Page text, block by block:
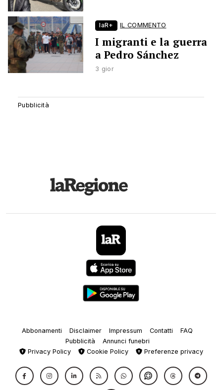
laR+ IL COMMENTO
I migranti e la guerra
a Pedro Sánchez
3 gior
Abbonamenti Disclaimer Impressum Contatti
FAQ
Pubblicità
Annunci funebri
Privacy Policy
Cookie Policy Preferenze privacy